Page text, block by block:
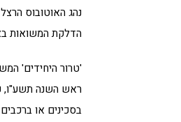
נהג האוטובוס
הדלקת המשואות
'טרור היחידים'
ראש השנה תשע"ו,
בסכינים או